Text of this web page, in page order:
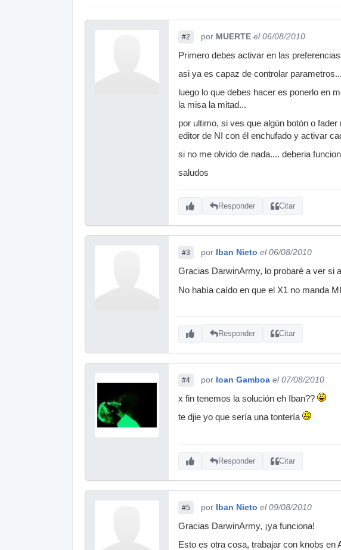
#2 por MUERTE el 06/08/2010
Primero debes activar en las
asi ya es capaz de controlar parametros...
luego lo que debes hacer es ponerlo en
la misa la mitad...
por ultimo, si ves que algún botón o
editor de NI con él enchufado y activar
si no me olvido de nada.... deberia
saludos
Responder Citar
#3 por Iban Nieto el 06/08/2010
Gracias DarwinArmy, lo probaré a ver si
No había caído en que el X1 no manda
Responder Citar
#4 por Ioan Gamboa el 07/08/2010
x fin tenemos la solución eh Iban??
te djie yo que sería una tontería
Responder Citar
#5 por Iban Nieto el 09/08/2010
Gracias DarwinArmy, ¡ya funciona!
Esto es otra cosa, trabajar con knobs en